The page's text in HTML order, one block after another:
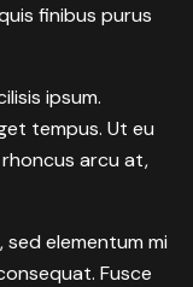
finibus purus
ipsum.
tempus. Ut eu
rhoncus arcu at,
sed elementum mi
Fusce